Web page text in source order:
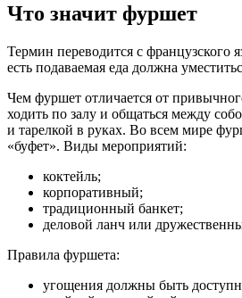
Что значит фуршет
Термин переводится с французского
есть подаваемая еда должна
Чем фуршет отличается от
ходить по залу и общаться между
и тарелкой в руках. Во всем мире
«буфет». Виды мероприятий:
коктейль;
корпоративный;
традиционный банкет;
деловой ланч или
Правила фуршета:
угощения должны быть